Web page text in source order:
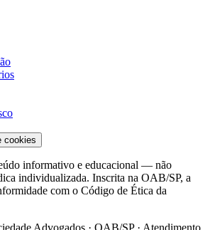
cookies
informativo e educacional — não
individualizada. Inscrita na OAB/SP, a
com o Código de Ética da
Advogados · OAB/SP · Atendimento